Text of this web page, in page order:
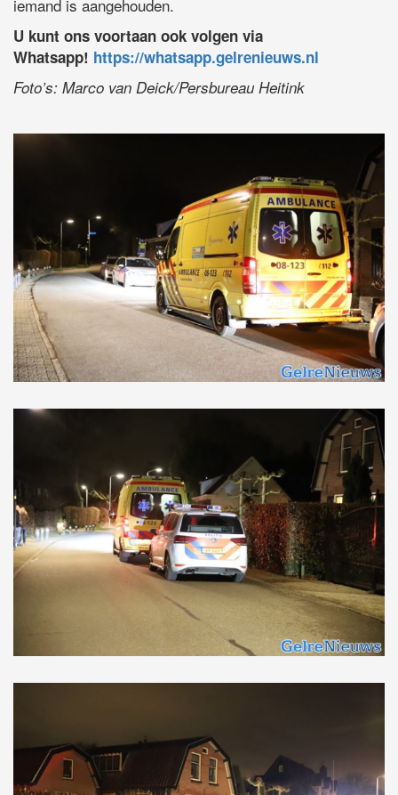
iemand is aangehouden.
U kunt ons voortaan ook volgen via
Whatsapp! https://whatsapp.gelrenieuws.nl
Foto’s:​ Marco van Deick/Persbureau Heitink